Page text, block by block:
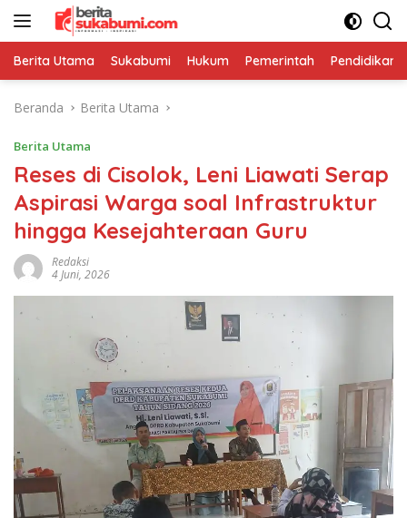
Langsung
Berita Utama Sukabumi Hukum Pemerintah Pendidikan
Beranda Berita Utama
Berita Utama
Reses di Cisolok, Leni Liawati Serap
Aspirasi Warga soal Infrastruktur
hingga Kesejahteraan Guru
Redaksi
4 Juni, 2026